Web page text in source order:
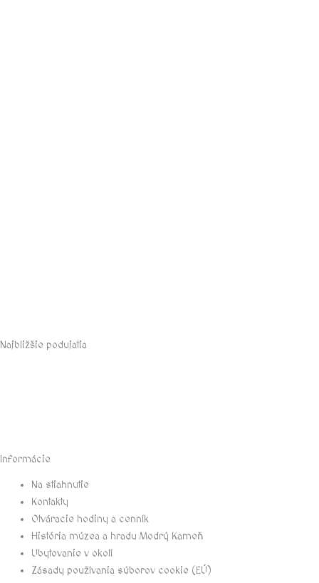
Najbližšie podujatia
Informácie
Na stiahnutie
Kontakty
Otváracie hodiny a cenník
História múzea a hradu Modrý Kameň
Ubytovanie v okolí
Zásady používania súborov cookie (EÚ)